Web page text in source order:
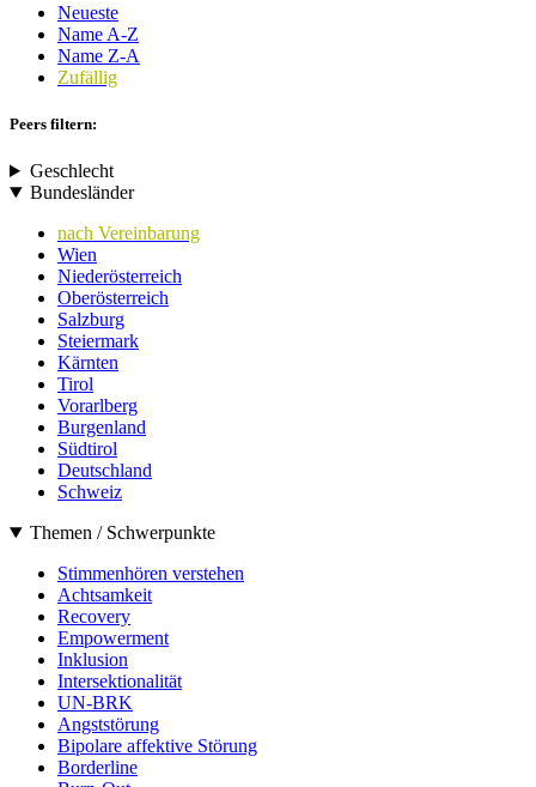
Neueste
Name A-Z
Name Z-A
Zufällig
Peers filtern:
Geschlecht
Bundesländer
nach Vereinbarung
Wien
Niederösterreich
Oberösterreich
Salzburg
Steiermark
Kärnten
Tirol
Vorarlberg
Burgenland
Südtirol
Deutschland
Schweiz
Themen / Schwerpunkte
Stimmenhören verstehen
Achtsamkeit
Recovery
Empowerment
Inklusion
Intersektionalität
UN-BRK
Angststörung
Bipolare affektive Störung
Borderline